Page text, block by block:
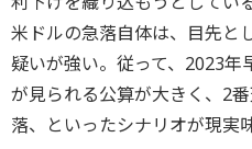
米ドルの急落自体は、目先と
疑いが強い。従って、2023年
が見られる公算が大きく、2
落、といったシナリオが現実